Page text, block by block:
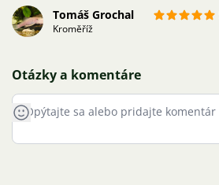
Tomáš Grochal
Kroměříž
Otázky a komentáre